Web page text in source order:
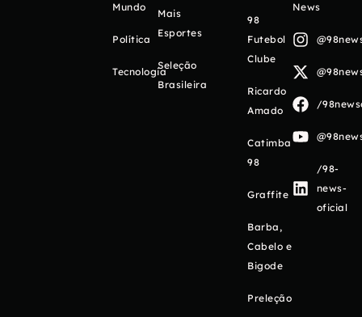
Mundo
Política
Tecnologia
Mais
Esportes
Seleção
Brasileira
98
Futebol
Clube
Ricardo
Amado
Catimba
98
Graffite
Barba,
Cabelo e
Bigode
Preleção
News
/
/98-
news-
oficial